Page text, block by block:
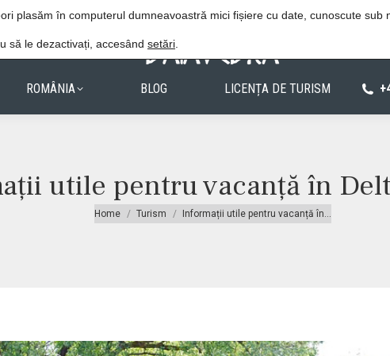
Procedura de rezervare Politica de
ROMÂNIA BLOG LICENȚA DE TURISM
utile pentru vacanță în
You are here:
Home Turism Informații utile pentru vacanță în…
plasăm în computerul dumneavoastră mici fișiere cu date, cunoscute sub
să le dezactivați, accesând setări